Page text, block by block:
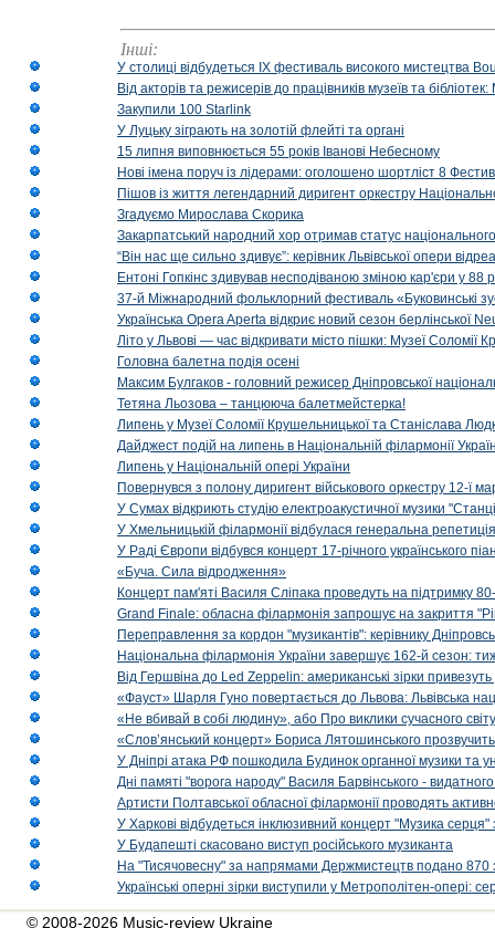
Інші:
У столиці відбудеться IX фестиваль високого мистецтва
Від акторів та режисерів до працівників музеїв та
Закупили 100 Starlink
У Луцьку зіграють на золотій флейті та органі
15 липня виповнюється 55 років Іванові Небесному
Нові імена поруч із лідерами: оголошено шортліст 8
Пішов із життя легендарний диригент оркестру
Згадуємо Мирослава Скорика
Закарпатський народний хор отримав статус національного
“Він нас ще сильно здивує”: керівник Львівської опери
Ентоні Гопкінс здивував несподіваною зміною кар'єри у 88
37-й Міжнародний фольклорний фестиваль «Буковинські
Українська Opera Aperta відкриє новий сезон берлінської
Літо у Львові — час відкривати місто пішки: Музеї Соломії
Головна балетна подія осені
Максим Булгаков - головний режисер Дніпровської
Тетяна Льозова – танцююча балетмейстерка!
Липень у Музеї Соломії Крушельницької та Станіслава
Дайджест подій на липень в Національній філармонії
Липень у Національній опері України
Повернувся з полону диригент військового оркестру 12-ї
У Сумах відкриють студію електроакустичної музики
У Хмельницькій філармонії відбулася генеральна
У Раді Європи відбувся концерт 17-річного українського
«Буча. Сила відродження»
Концерт пам'яті Василя Сліпака проведуть на підтримку
Grand Finale: обласна філармонія запрошує на закриття
Переправлення за кордон "музикантів": керівнику
Національна філармонія України завершує 162-й сезон:
Від Гершвіна до Led Zeppelin: американські зірки
«Фауст» Шарля Гуно повертається до Львова: Львівська
«Не вбивай в собі людину», або Про виклики сучасного світу
«Слов’янський концерт» Бориса Лятошинського
У Дніпрі атака РФ пошкодила Будинок органної музики та
Дні памяті "ворога народу" Василя Барвінського -
Артисти Полтавської обласної філармонії проводять
У Харкові відбудеться інклюзивний концерт "Музика
У Будапешті скасовано виступ російського музиканта
На "Тисячовесну" за напрямами Держмистецтв подано 870
Українські оперні зірки виступили у Метрополітен-опері:
© 2008-2026 Music-review Ukraine